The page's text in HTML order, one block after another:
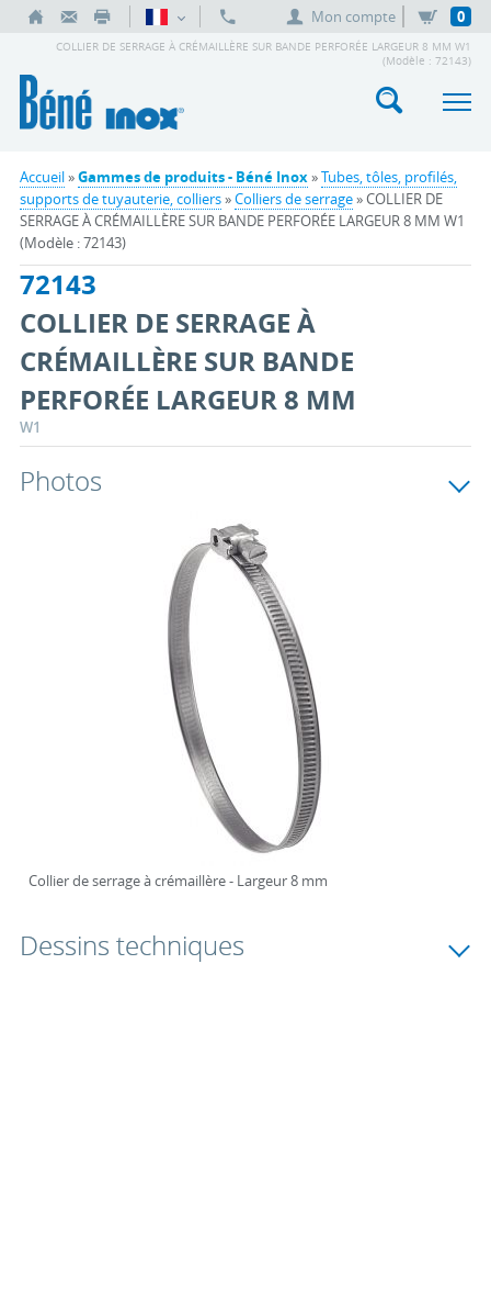
Mon compte 0
COLLIER DE SERRAGE À CRÉMAILLÈRE SUR BANDE PERFORÉE LARGEUR 8 MM W1
(Modèle : 72143)
Accueil»Gammes de produits - Béné Inox»Tubes, tôles, profilés,
supports de tuyauterie, colliers»Colliers de serrage» COLLIER DE
SERRAGE À CRÉMAILLÈRE SUR BANDE PERFORÉE LARGEUR 8 MM W1
(Modèle : 72143)
72143
COLLIER DE SERRAGE À
CRÉMAILLÈRE SUR BANDE
PERFORÉE LARGEUR 8 MM
W1
Photos
Collier de serrage à crémaillère - Largeur 8 mm
Dessins techniques